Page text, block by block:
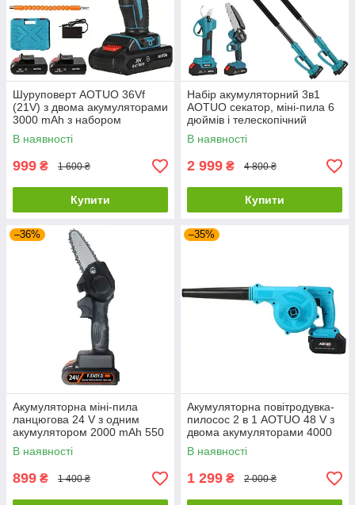
Шуруповерт AOTUO 36Vf
(21V) з двома акумуляторами
3000 mAh з набором
інструментів у кейсі
В наявності
999 ₴ 1 600 ₴
Купити
Набір акумуляторний 3в1
AOTUO секатор, міні-пила 6
дюймів і телескопічний
подовжувач 2 метри
(висоторізи)
В наявності
2 999 ₴ 4 800 ₴
Купити
–36%
Акумуляторна міні-пила
ланцюгова 24 V з одним
акумулятором 2000 mAh 550
Вт
В наявності
899 ₴ 1 400 ₴
–35%
Акумуляторна повітродувка-
пилосос 2 в 1 AOTUO 48 V з
двома акумуляторами 4000
mAh
В наявності
1 299 ₴ 2 000 ₴